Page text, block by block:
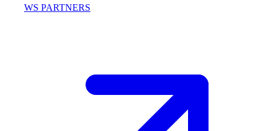
WS PARTNERS